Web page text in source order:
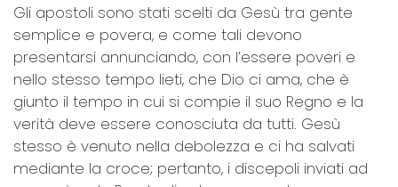
Gli apostoli sono stati scelti da Gesù tra gente
semplice e povera, e come tali devono
presentarsi annunciando, con l’essere poveri e
nello stesso tempo lieti, che Dio ci ama, che è
giunto il tempo in cui si compie il suo Regno e la
verità deve essere conosciuta da tutti. Gesù
stesso è venuto nella debolezza e ci ha salvati
mediante la croce; pertanto, i discepoli inviati ad